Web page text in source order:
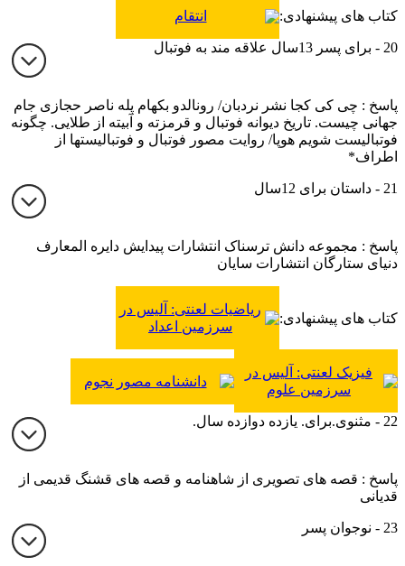
کتاب های پیشنهادی: انتقام
20 - برای پسر 13سال علاقه مند به فوتبال
پاسخ : چی کی کجا نشر نردبان/ رونالدو بکهام پله ناصر حجازی جام
جهانی چیست. تاریخ دیوانه فوتبال و قرمزته و آبیته از طلایی. چگونه
فوتبالیست شویم هوپا/ روایت مصور فوتبال و فوتبالیستها از
اطراف*
21 - داستان برای 12سال
پاسخ : مجموعه دانش ترسناک انتشارات پیدایش دایره المعارف
دنیای ستارگان انتشارات سایان
کتاب های پیشنهادی:
ریاضیات لعنتی: آلیس در
سرزمین اعداد
فیزیک لعنتی: آلیس در
سرزمین علوم
دانشنامه مصور نجوم
22 - مثنوی.برای. یازده دوازده سال.
پاسخ : قصه های تصویری از شاهنامه و قصه های قشنگ قدیمی از
قدیانی
23 - نوجوان پسر